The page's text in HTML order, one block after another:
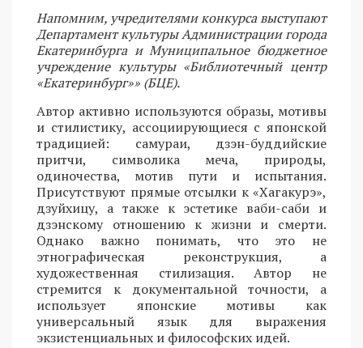
Напомним, учредителями конкурса выступают
Департамент культуры Администрации города
Екатеринбурга и Муниципальное бюджетное
учреждение культуры «Библиотечный центр
«Екатеринбург»» (БЦЕ).
Автор активно используются образы, мотивы
и стилистику, ассоциирующиеся с японской
традицией: самураи, дзэн-буддийские
притчи, символика меча, природы,
одиночества, мотив пути и испытания.
Присутствуют прямые отсылки к «Хагакурэ»,
дзуйхицу, а также к эстетике ваби-саби и
дзэнскому отношению к жизни и смерти.
Однако важно понимать, что это не
этнографическая реконструкция, а
художественная стилизация. Автор не
стремится к документальной точности, а
использует японские мотивы как
универсальный язык для выражения
экзистенциальных и философских идей.